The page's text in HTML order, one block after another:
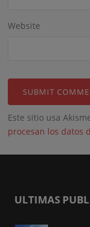
Website
Este sitio usa
procesan los datos
ULTIMAS